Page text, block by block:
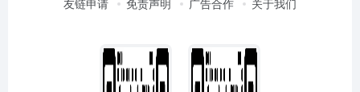
友链申请 免责声明 广告合作 关于我们